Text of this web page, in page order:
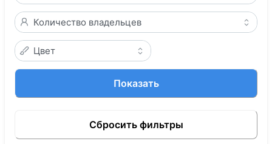
Количество владельцев
Цвет
Показать
Сбросить фильтры